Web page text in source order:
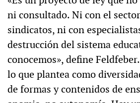
ni consultado. Ni con el
sindicatos, ni con
destrucción del sistema
conocemos», define
lo que plantea como
de formas y contenidos de